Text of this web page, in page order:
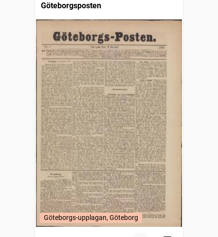
Göteborgsposten
Göteborgs-upplagan, Göteborg